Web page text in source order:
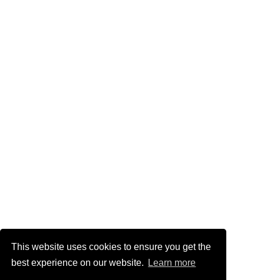
This website uses cookies to ensure you get the
best experience on our website.
Learn more